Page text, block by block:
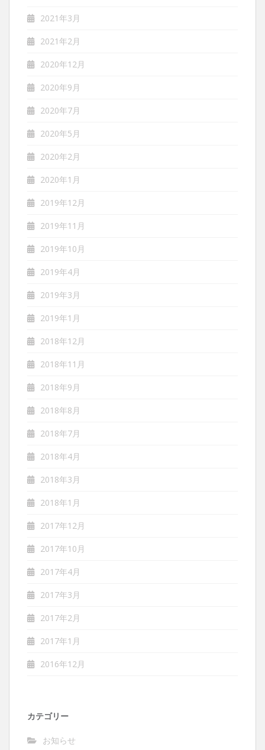
2021年3月
2021年2月
2020年12月
2020年9月
2020年7月
2020年5月
2020年2月
2020年1月
2019年12月
2019年11月
2019年10月
2019年4月
2019年3月
2019年1月
2018年12月
2018年11月
2018年9月
2018年8月
2018年7月
2018年4月
2018年3月
2018年1月
2017年12月
2017年10月
2017年4月
2017年3月
2017年2月
2017年1月
2016年12月
カテゴリー
お知らせ